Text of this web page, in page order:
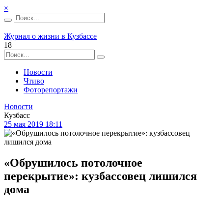
×
Журнал о жизни в Кузбассе
18+
Новости
Чтиво
Фоторепортажи
Новости
Кузбасс
25 мая 2019 18:11
«Обрушилось потолочное
перекрытие»: кузбассовец лишился
дома